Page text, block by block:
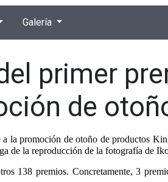
Galería
primer
de
la promoción de otoño de productos
de la reproducción de la fotografía de
138 premios. Concretamente, 3